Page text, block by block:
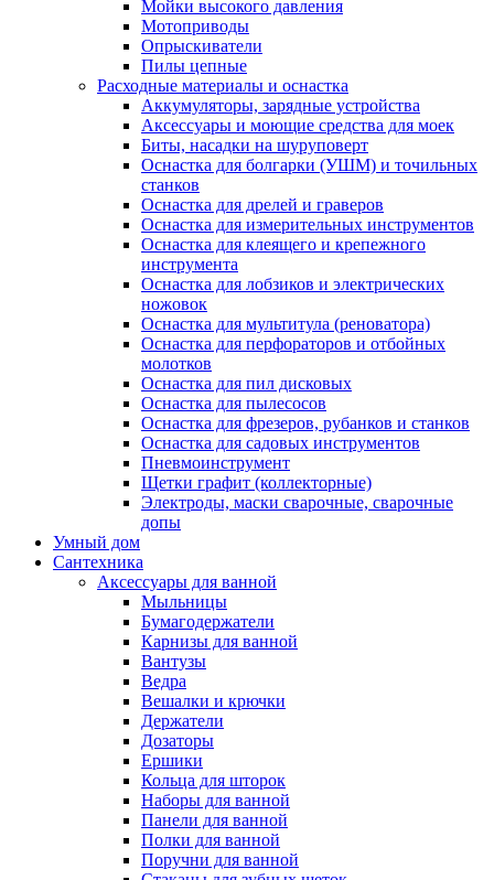
Мойки высокого давления
Мотоприводы
Опрыскиватели
Пилы цепные
Расходные материалы и оснастка
Аккумуляторы, зарядные устройства
Аксессуары и моющие средства для моек
Биты, насадки на шуруповерт
Оснастка для болгарки (УШМ) и точильных
станков
Оснастка для дрелей и граверов
Оснастка для измерительных инструментов
Оснастка для клеящего и крепежного
инструмента
Оснастка для лобзиков и электрических
ножовок
Оснастка для мультитула (реноватора)
Оснастка для перфораторов и отбойных
молотков
Оснастка для пил дисковых
Оснастка для пылесосов
Оснастка для фрезеров, рубанков и станков
Оснастка для садовых инструментов
Пневмоинструмент
Щетки графит (коллекторные)
Электроды, маски сварочные, сварочные
допы
Умный дом
Сантехника
Аксессуары для ванной
Мыльницы
Бумагодержатели
Карнизы для ванной
Вантузы
Ведра
Вешалки и крючки
Держатели
Дозаторы
Ершики
Кольца для шторок
Наборы для ванной
Панели для ванной
Полки для ванной
Поручни для ванной